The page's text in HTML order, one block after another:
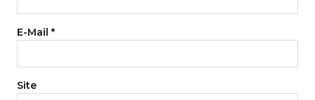
E-Mail *
Site